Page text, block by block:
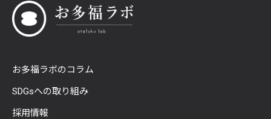
お多福ラボのコラム
SDGsへの取り組み
採用情報